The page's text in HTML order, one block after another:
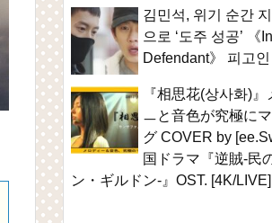
김민석, 위기 순간
으로 ‘도주 성공’ 《
Defendant》 피고
『相思花(상사화)』
ㅡと音色が究極に
グ COVER by
国ドラマ『逆賊-民
ン・ギルドン-』OST. [4K/LIVE]